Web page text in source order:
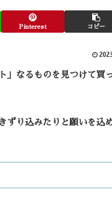
Pinterest コピー
」なるものを見つけて買
ずり込みたりと願いを込